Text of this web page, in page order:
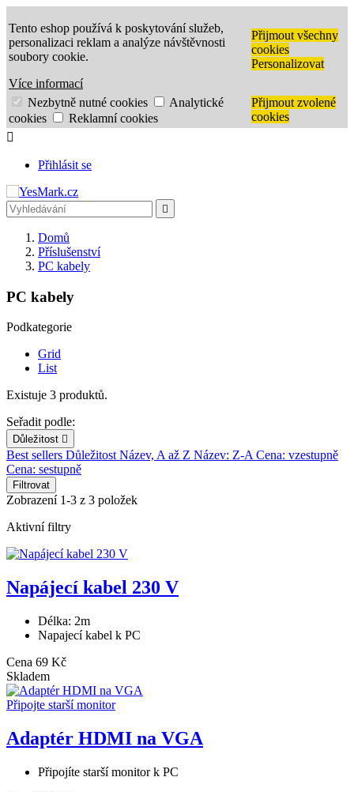
Tento eshop používá k poskytování služeb,
personalizaci reklam a analýze návštěvnosti
soubory cookie.
Více informací
Přijmout všechny
cookies
Personalizovat
Nezbytně nutné cookies
Analytické
cookies
Reklamní cookies
Přijmout zvolené
cookies

Přihlásit se

Domů
Příslušenství
PC kabely
PC kabely
Podkategorie
Grid
List
Existuje 3 produktů.
Seřadit podle:
Důležitost 
Best sellers DůležitostNázev, A až Z Název: Z-ACena: vzestupně
Cena: sestupně
Filtrovat
Zobrazení 1-3 z 3 položek
Aktivní filtry
Napájecí kabel 230 V
Délka: 2m
Napajecí kabel k PC
Cena 69 Kč
Skladem
Připojte starší monitor
Adaptér HDMI na VGA
Připojíte starší monitor k PC